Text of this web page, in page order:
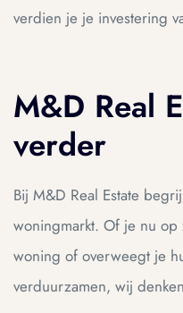
verdien je je investering
M&D Real
verder
Bij M&D Real Estate
woningmarkt. Of je nu op
woning of overweegt je
verduurzamen, wij